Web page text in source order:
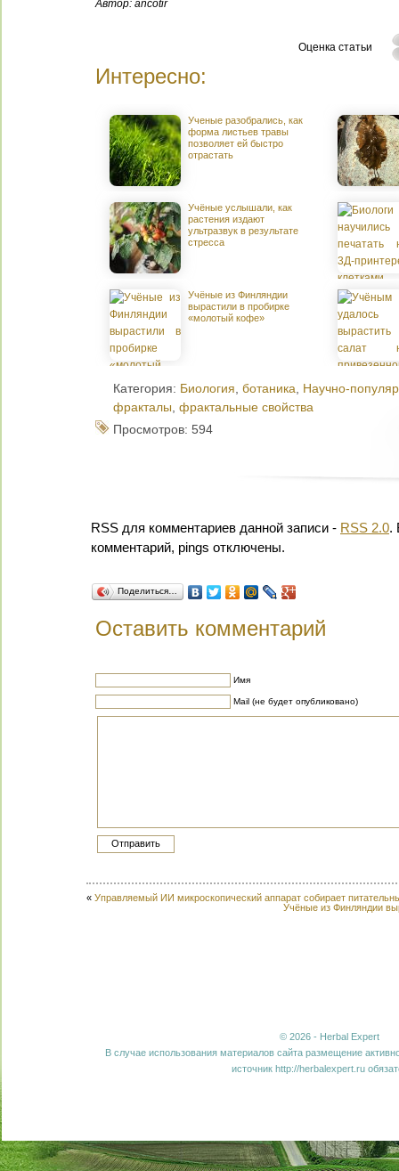
Автор: ancotir
Оценка статьи
Интересно:
Ученые разобрались, как
форма листьев травы
позволяет ей быстро
отрастать
Учёные услышали, как
растения издают
ультразвук в результате
стресса
Учёные из Финляндии
вырастили в пробирке
«молотый кофе»
Категория: Биология, ботаника, Научно-
фракталы, фрактальные свойства
Просмотров: 594
RSS для комментариев данной записи - RSS 2.0.
комментарий, pings отключены.
Поделиться…
Оставить комментарий
Имя
Mail (не будет опубликовано)
« Управляемый ИИ микроскопический аппарат собирает
Учёные из Финляндии
© 2026 - Herbal Expert
В случае использования материалов сайта размещение
источник http://herbalexpert.ru